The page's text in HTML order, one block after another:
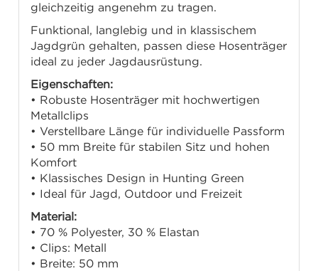
gleichzeitig angenehm zu tragen.
Funktional, langlebig und in klassischem
Jagdgrün gehalten, passen diese Hosenträger
ideal zu jeder Jagdausrüstung.
Eigenschaften:
• Robuste Hosenträger mit hochwertigen
Metallclips
• Verstellbare Länge für individuelle Passform
• 50 mm Breite für stabilen Sitz und hohen
Komfort
• Klassisches Design in Hunting Green
• Ideal für Jagd, Outdoor und Freizeit
Material:
• 70 % Polyester, 30 % Elastan
• Clips: Metall
• Breite: 50 mm